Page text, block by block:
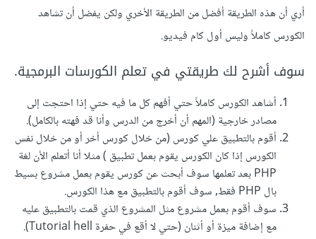
أري أن هذه الطريقة أفضل من الطريقة الأخري ولكن يفضل أن تشاهد
الكورس كاملاً وليس أول كام فيديو.
سوف أشرح لك طريقتي في تعلم الكورسات البرمجية.
أشاهد الكورس كاملاً حتي أفهم كل ما فيه حتي إذا احتجت إلى
مصادر خارجية (المهم أن أخرج من الدرس وأنا قد فهته بالكامل).
أقوم بالتطبيق علي كورس (من خلال كورس أخر أو من خلال نفس
الكورس إذا كان الكورس يقوم بعمل تطبيق ) مثلا أنا أتعلم الأن لغة
PHP بعد تعلمها سوف أبحث عن كورس يقوم بعمل مشروع بسيط
بال PHP فقط, سوف أقوم بالتطبيق مع هذا الكورس.
سوف أقوم بعمل مشروع مثل المشروع الذي قمت بالتطبيق عليه
مع إضافة ميزة أو أثنان (حتي لا أقع في حفرة Tutorial hell).